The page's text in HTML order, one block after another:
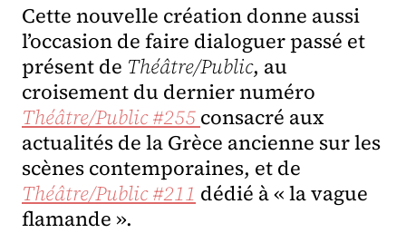
Cette nouvelle création donne aussi
l’occasion de faire dialoguer passé et
présent de Théâtre/Public, au
croisement du dernier numéro
Théâtre/Public #255 consacré aux
actualités de la Grèce ancienne sur les
scènes contemporaines, et de
Théâtre/Public #211 dédié à « la vague
flamande ».